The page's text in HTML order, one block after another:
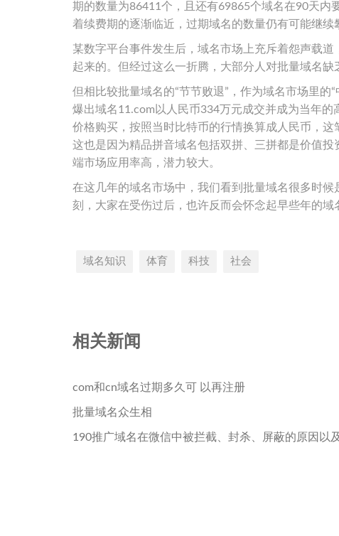
期的数量为86411个，且还有69865个域名在90天内
着续费期的逐渐临近，过期域名的数量仍有可能继续
某数字平台事件发生后，域名市场上充斥着怨声载
起来的。但经过这么一折腾，大部分人对批量域名缺
但相比较批量域名的“节节败退”，作为域名市场里
爆出域名11.com以人民币334万元成交并成为当年
价格购买，按照当时比特币的行情换算成人民币，
这也是因为精品拼音域名包括双拼、三拼都是价值
端市场应用率高，潜力较大。
在这几年的域名市场中，我们看到批量域名很多时
刻，大家在受伤过后，也许反而会怀念起早些年的域
域名知识 体育 科技 社会
相关新闻
com和cn域名过期多久可 以再注册
批量域名众生相
190推广域名在微信中被拦截、封杀、屏蔽的原因以